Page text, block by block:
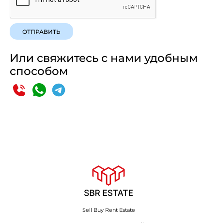
ОТПРАВИТЬ
Или свяжитесь с нами удобным
способом
Sell Buy Rent Estate